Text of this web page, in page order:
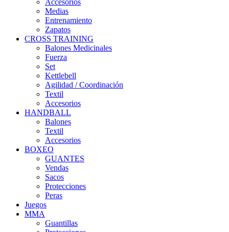
Accesorios
Medias
Entrenamiento
Zapatos
CROSS TRAINING
Balones Medicinales
Fuerza
Set
Kettlebell
Agilidad / Coordinación
Textil
Accesorios
HANDBALL
Balones
Textil
Accesorios
BOXEO
GUANTES
Vendas
Sacos
Protecciones
Peras
Juegos
MMA
Guantillas